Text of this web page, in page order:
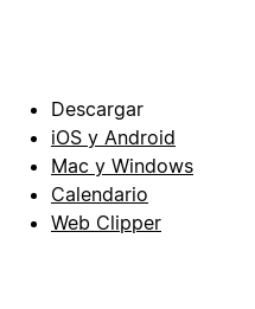
Descargar
iOS y Android
Mac y Windows
Calendario
Web Clipper